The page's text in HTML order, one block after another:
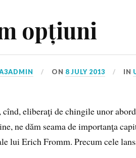
opțiuni
ON 8 JULY 2013 IN
eliberaţi de chingile unor
ne dăm seama de importanţa
lui Erich Fromm. Precum cele